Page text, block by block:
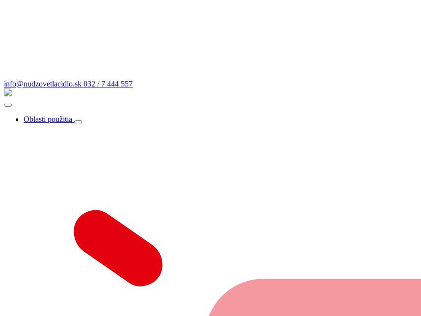
info@nudzovetlacidlo.sk 032 / 7 444 557
Oblasti použitia